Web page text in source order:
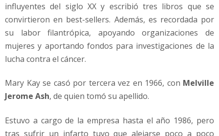
influyentes del siglo XX y escribió tres libros que se
convirtieron en best-sellers. Además, es recordada por
su labor filantrópica, apoyando organizaciones de
mujeres y aportando fondos para investigaciones de la
lucha contra el cáncer.
Mary Kay se casó por tercera vez en 1966, con Melville
Jerome Ash, de quien tomó su apellido.
Estuvo a cargo de la empresa hasta el año 1986, pero
tras sufrir un infarto tuvo que alejarse poco a poco